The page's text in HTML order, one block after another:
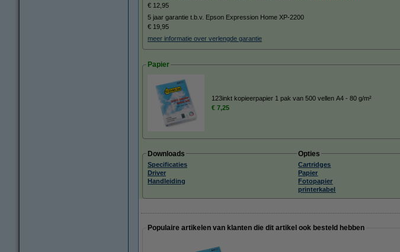
€ 12,95
5 jaar garantie t.b.v. Epson Expression Home XP-2200
€ 19,95
meer informatie over verlengde garantie
Papier
123inkt kopieerpapier 1 pak van 500 vellen A4 - 80 g/m²
€ 7,25
Downloads
Specificaties
Driver
Handleiding
Opties
Cartridges
Papier
Fotopapier
printerkabel
Populaire artikelen van klanten die dit artikel ook besteld hebben